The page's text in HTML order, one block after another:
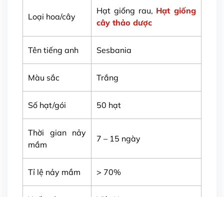
Loại hoa/cây
Hạt giống rau, Hạt giống
cây thảo dược
Tên tiếng anh Sesbania
Màu sắc Trắng
Số hạt/gói 50 hạt
Thời gian nảy
mầm
7 – 15 ngày
Tỉ lệ nảy mầm > 70%